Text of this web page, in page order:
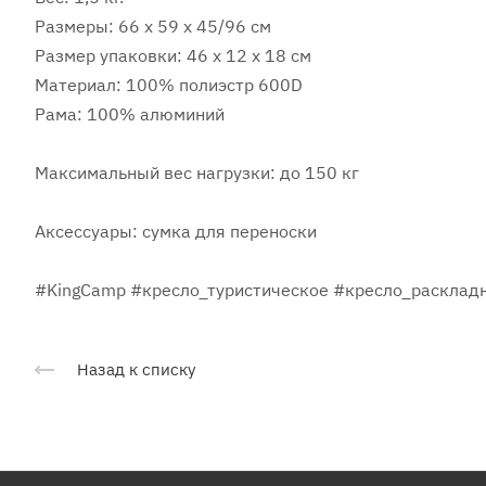
Размеры: 66 х 59 х 45/96 см
Размер упаковки: 46 х 12 х 18 см
Материал: 100% полиэстр 600D
Рама: 100% алюминий
Максимальный вес нагрузки: до 150 кг
Аксессуары: сумка для переноски
#KingCamp #кресло_туристическое
Назад к списку